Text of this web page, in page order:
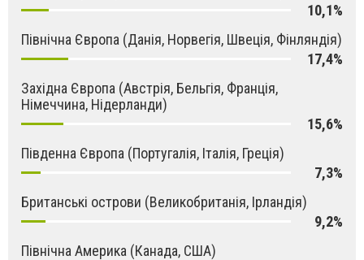
10,1%
Північна Європа (Данія, Норвегія, Швеція, Фінляндія)
17,4%
Західна Європа (Австрія, Бельгія, Франція,
Німеччина, Нідерланди)
15,6%
Південна Європа (Португалія, Італія, Греція)
7,3%
Британські острови (Великобританія, Ірландія)
9,2%
Північна Америка (Канада, США)